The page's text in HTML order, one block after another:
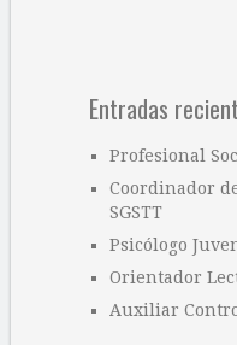
Entradas
Profesional
Coordinador
SGSTT
Psicólogo
Orientador
Auxiliar